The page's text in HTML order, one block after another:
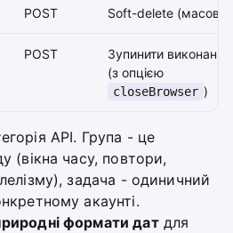
POST Soft-delete (масово)
POST
Зупинити виконання
(з опцією
closeBrowser )
API. Група - це
(вікна часу, повтори,
задача - одиничний
акаунті.
формати датдля